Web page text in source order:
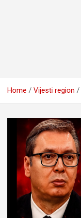
Home Vijesti region